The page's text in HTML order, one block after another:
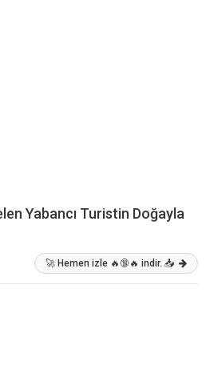
Yabancı Turistin Doğayla
🚀 Hemen izle 🔥🔞🔥 indir. 📥